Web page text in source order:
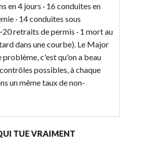
en 4 jours · 16 conduites en
· 14 conduites sous
retraits de permis · 1 mort au
dans une courbe). Le Major
problème, c'est qu'on a beau
possibles, à chaque
un même taux de non-
TUE VRAIMENT